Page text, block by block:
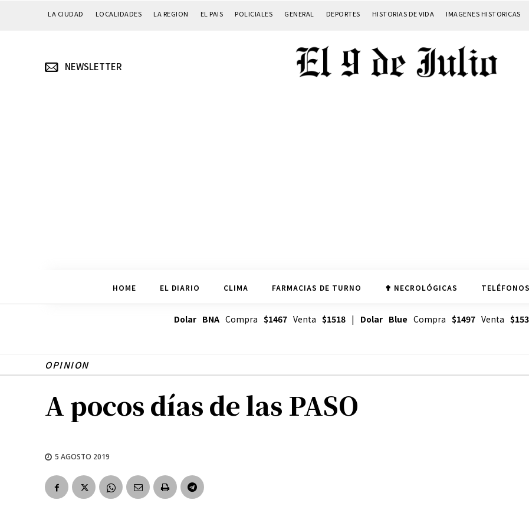
LA CIUDAD LOCALIDADES LA REGION EL PAIS POLICIALES GENERAL DEPORTES HISTORIAS DE VIDA IMAGENES HISTORICAS
NEWSLETTER
HOME EL DIARIO CLIMA FARMACIAS DE TURNO ✟ NECROLÓGICAS
Dolar BNACompra $1467Venta $1518| Dolar Blue Compra $1497Venta
OPINION
A pocos días de las PASO
5 AGOSTO 2019